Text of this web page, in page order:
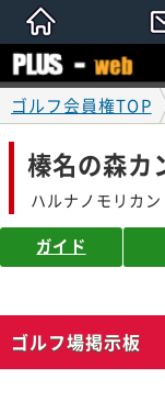
ゴルフ会員権TOP
榛名の森カ
ハルナノモリカ
ガイド
ゴルフ場掲示板